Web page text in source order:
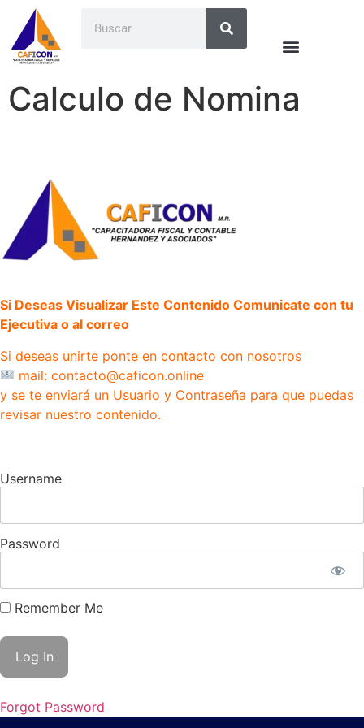
Calculo de Nomina
Si Deseas Visualizar Este Contenido Comunicate con tu
Ejecutiva o al correo
Si deseas unirte ponte en contacto con nosotros
mail: contacto@caficon.online
y se te enviará un Usuario y Contraseña para que puedas
revisar nuestro contenido.
Username
Password
Remember Me
Forgot Password